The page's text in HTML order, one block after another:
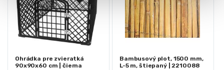
Ohrádka pre zvieratká
90x90x60 cm | čierna
Bambusový plot, 1500 mm,
L-5 m, štiepaný | 2210088